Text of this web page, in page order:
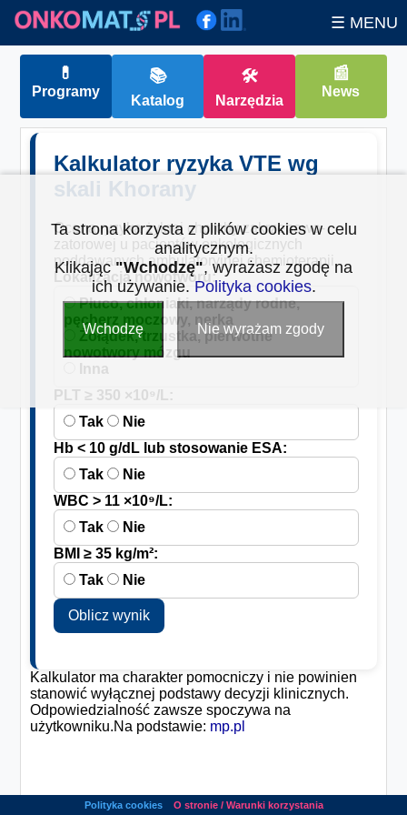
☰ MENU
💊
Programy
📚
Katalog
🛠
Narzędzia
📰
News
Kalkulator ryzyka VTE wg
skali Khorany
Ocena ryzyka żylnej choroby zakrzepowo-
zatorowej u pacjentów onkologicznych
poddawanych ambulatoryjnej chemioterapii.
Lokalizacja nowotworu:
Płuco, chłoniaki, narządy rodne,
pęcherz moczowy, nerka
Żołądek, trzustka, pierwotne
nowotwory mózgu
Inna
PLT ≥ 350 ×10⁹/L:
Tak
Nie
Hb < 10 g/dL lub stosowanie ESA:
Tak
Nie
WBC > 11 ×10⁹/L:
Tak
Nie
BMI ≥ 35 kg/m²:
Tak
Nie
Oblicz wynik
Kalkulator ma charakter pomocniczy i nie powinien
stanowić wyłącznej podstawy decyzji klinicznych.
Odpowiedzialność zawsze spoczywa na
użytkowniku.Na podstawie: mp.pl
Polityka cookies O stronie / Warunki korzystania
Ta strona korzysta z plików cookies w celu
analitycznym.
Klikając"Wchodzę", wyrażasz zgodę na
ich używanie.Polityka cookies.
Wchodzę Nie wyrażam zgody